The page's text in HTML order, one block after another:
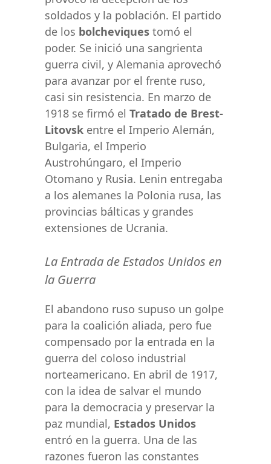
soldados y la población. El partido
de los bolcheviques tomó el
poder. Se inició una sangrienta
guerra civil, y Alemania aprovechó
para avanzar por el frente ruso,
casi sin resistencia. En marzo de
1918 se firmó el Tratado de Brest-
Litovsk entre el Imperio Alemán,
Bulgaria, el Imperio
Austrohúngaro, el Imperio
Otomano y Rusia. Lenin entregaba
a los alemanes la Polonia rusa, las
provincias bálticas y grandes
extensiones de Ucrania.
La Entrada de Estados Unidos en
la Guerra
El abandono ruso supuso un golpe
para la coalición aliada, pero fue
compensado por la entrada en la
guerra del coloso industrial
norteamericano. En abril de 1917,
con la idea de salvar el mundo
para la democracia y preservar la
paz mundial, Estados Unidos
entró en la guerra. Una de las
razones fueron las constantes